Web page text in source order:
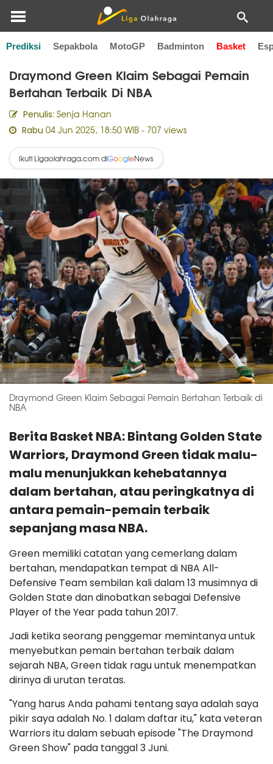
Prediksi Sepakbola MotoGP Badminton Basket
Home Basket
Draymond Green Klaim Sebagai Pemain
Bertahan Terbaik Di NBA
Penulis: Senja Hanan
Rabu 04 Jun 2025, 18:50 WIB - 707 views
Ikuti Ligaolahraga.com diGoogleNews
Draymond Green Klaim Sebagai Pemain Bertahan Terbaik di
NBA
Berita Basket NBA: Bintang Golden State
Warriors, Draymond Green tidak malu-
malu menunjukkan kehebatannya
dalam bertahan, atau peringkatnya di
antara pemain-pemain terbaik
sepanjang masa NBA.
Green memiliki catatan yang cemerlang dalam
bertahan, mendapatkan tempat di NBA All-
Defensive Team sembilan kali dalam 13 musimnya di
Golden State dan dinobatkan sebagai Defensive
Player of the Year pada tahun 2017.
Jadi ketika seorang penggemar memintanya untuk
menyebutkan pemain bertahan terbaik dalam
sejarah NBA, Green tidak ragu untuk menempatkan
dirinya di urutan teratas.
"Yang harus Anda pahami tentang saya adalah saya
pikir saya adalah No. 1 dalam daftar itu," kata veteran
Warriors itu dalam sebuah episode "The Draymond
Green Show" pada tanggal 3 Juni.